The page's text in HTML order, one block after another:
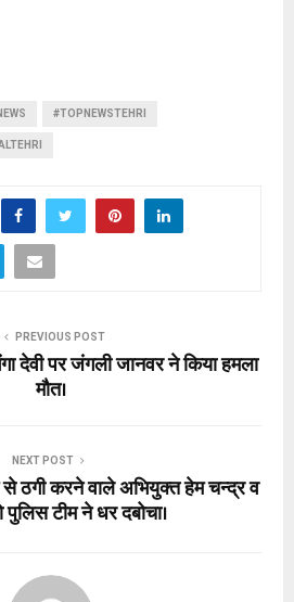
#TOPNEWSTEHRI
PREVIOUS POST
देवी पर जंगली जानवर ने किया हमला
मौत।
NEXT POST
ठगी करने वाले अभियुक्त हेम चन्द्र व
टीम ने धर दबोचा।